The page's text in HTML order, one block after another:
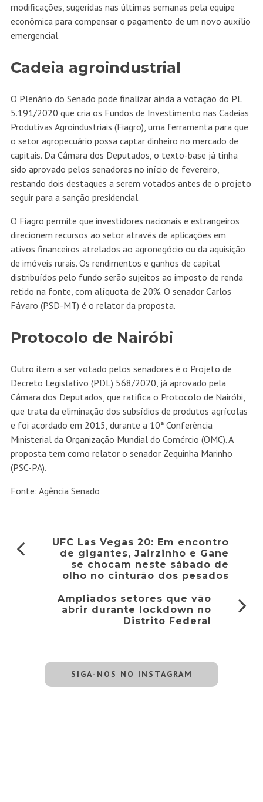
modificações, sugeridas nas últimas semanas pela equipe
econômica para compensar o pagamento de um novo auxílio
emergencial.
Cadeia agroindustrial
O Plenário do Senado pode finalizar ainda a votação do PL
5.191/2020 que cria os Fundos de Investimento nas Cadeias
Produtivas Agroindustriais (Fiagro), uma ferramenta para que
o setor agropecuário possa captar dinheiro no mercado de
capitais. Da Câmara dos Deputados, o texto-base já tinha
sido aprovado pelos senadores no início de fevereiro,
restando dois destaques a serem votados antes de o projeto
seguir para a sanção presidencial.
O Fiagro permite que investidores nacionais e estrangeiros
direcionem recursos ao setor através de aplicações em
ativos financeiros atrelados ao agronegócio ou da aquisição
de imóveis rurais. Os rendimentos e ganhos de capital
distribuídos pelo fundo serão sujeitos ao imposto de renda
retido na fonte, com alíquota de 20%. O senador Carlos
Fávaro (PSD-MT) é o relator da proposta.
Protocolo de Nairóbi
Outro item a ser votado pelos senadores é o Projeto de
Decreto Legislativo (PDL) 568/2020, já aprovado pela
Câmara dos Deputados, que ratifica o Protocolo de Nairóbi,
que trata da eliminação dos subsídios de produtos agrícolas
e foi acordado em 2015, durante a 10ª Conferência
Ministerial da Organização Mundial do Comércio (OMC). A
proposta tem como relator o senador Zequinha Marinho
(PSC-PA).
Fonte: Agência Senado
UFC Las Vegas 20: Em encontro
de gigantes, Jairzinho e Gane
se chocam neste sábado de
olho no cinturão dos pesados
Ampliados setores que vão
abrir durante lockdown no
Distrito Federal
SIGA-NOS NO INSTAGRAM